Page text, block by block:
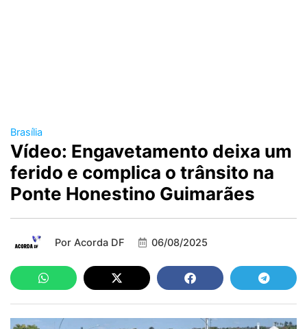
Brasília
Vídeo: Engavetamento deixa um
ferido e complica o trânsito na
Ponte Honestino Guimarães
Por Acorda DF 06/08/2025